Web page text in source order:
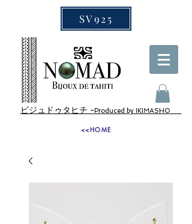
SV925
ビジュドゥタヒチ - Produced by IKIMASHO
<<HOME